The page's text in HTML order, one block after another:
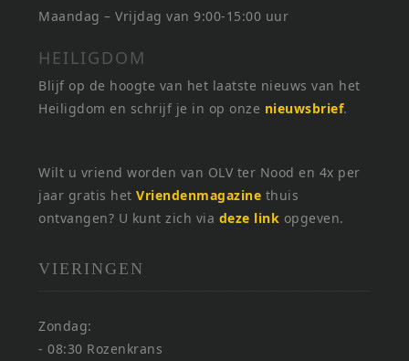
Maandag – Vrijdag van 9:00-15:00 uur
HEILIGDOM
Blijf op de hoogte van het laatste nieuws van het
Heiligdom en schrijf je in op onze nieuwsbrief.
Wilt u vriend worden van OLV ter Nood en 4x per
jaar gratis hetVriendenmagazine thuis
ontvangen? U kunt zich via deze link opgeven.
VIERINGEN
Zondag:
- 08:30 Rozenkrans